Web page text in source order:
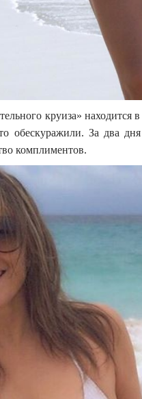
круиза»
обескуражили. За два
комплиментов.